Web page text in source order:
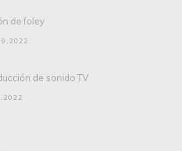
de foley
de sonido TV